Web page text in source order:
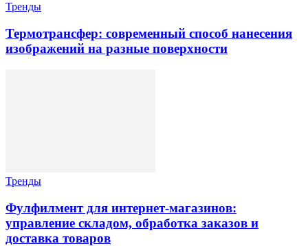
Тренды
Термотрансфер: современный способ нанесения
изображений на разные поверхности
Тренды
Фулфилмент для интернет-магазинов:
управление складом, обработка заказов и
доставка товаров